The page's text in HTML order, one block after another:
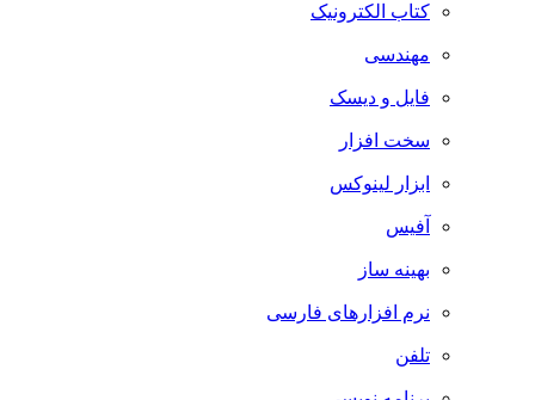
کتاب الکترونیک
مهندسی
فایل و دیسک
سخت افزار
ابزار لینوکس
آفیس
بهینه ساز
نرم افزارهای فارسی
تلفن